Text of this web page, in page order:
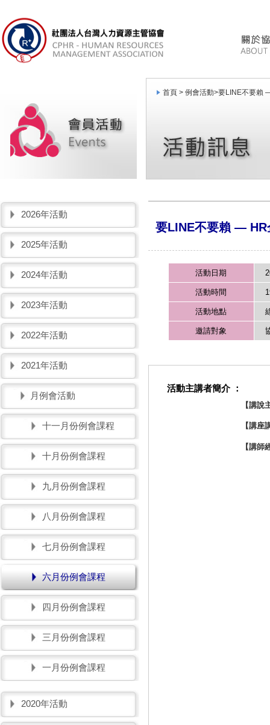
首頁 > 例會活動>要LINE不要賴
2026年活動
2025年活動
2024年活動
2023年活動
2022年活動
2021年活動
月例會活動
十一月份例會課程
十月份例會課程
九月份例會課程
八月份例會課程
七月份例會課程
六月份例會課程
四月份例會課程
三月份例會課程
一月份例會課程
2020年活動
要LINE不要賴 — HR
活動日期
活動時間
活動地點
邀請對象
活動主講者簡介 ：
【講說
【講座
【講師